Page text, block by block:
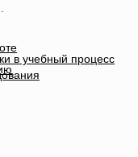
в учебный процесс